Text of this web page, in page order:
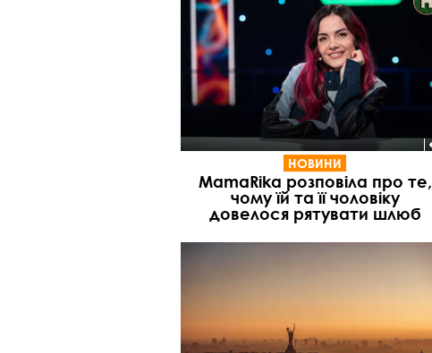
НОВИНИ
MamaRika розповіла про те,
чому їй та її чоловіку
довелося рятувати шлюб